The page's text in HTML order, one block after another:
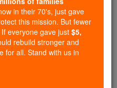
pro-life beliefs. They
down ourCatholic
Prayer Candles, and
essential faith
students and millions of
now in their 70's,
to protect this mission.
in their 70's, just gave
this mission. But fewer
everyone gave just $5,
rebuild stronger and
for all. Stand with us in